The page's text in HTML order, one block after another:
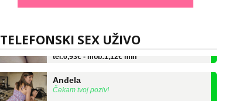
TELEFONSKI SEX UŽIVO
Lili
Tel: 064/677-677 - Kod: #128
tel:0,93€ - mob:1,12€ min
Čekam tvoj poziv!
064/677-677